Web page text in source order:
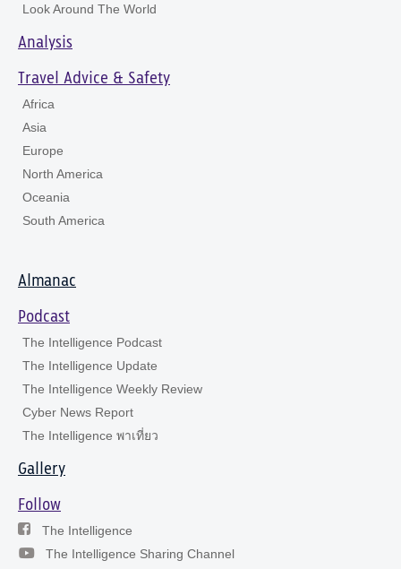
Look Around The World
Analysis
Travel Advice & Safety
Africa
Asia
Europe
North America
Oceania
South America
Almanac
Podcast
The Intelligence Podcast
The Intelligence Update
The Intelligence Weekly Review
Cyber News Report
The Intelligence พาเที่ยว
Gallery
Follow
The Intelligence
The Intelligence Sharing Channel